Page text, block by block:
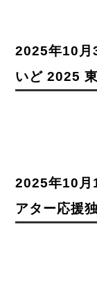
2025年10月
いど 2025
2025年10月
アター応援